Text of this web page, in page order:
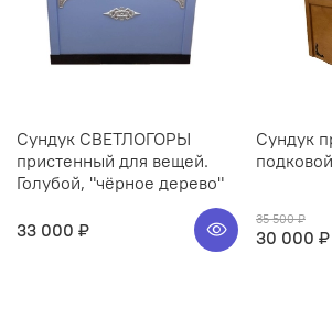
Сундук СВЕТЛОГОРЫ
пристенный для вещей.
Голубой, "чёрное дерево"
33 000 ₽
Сундук
35 500 ₽
30 000 ₽